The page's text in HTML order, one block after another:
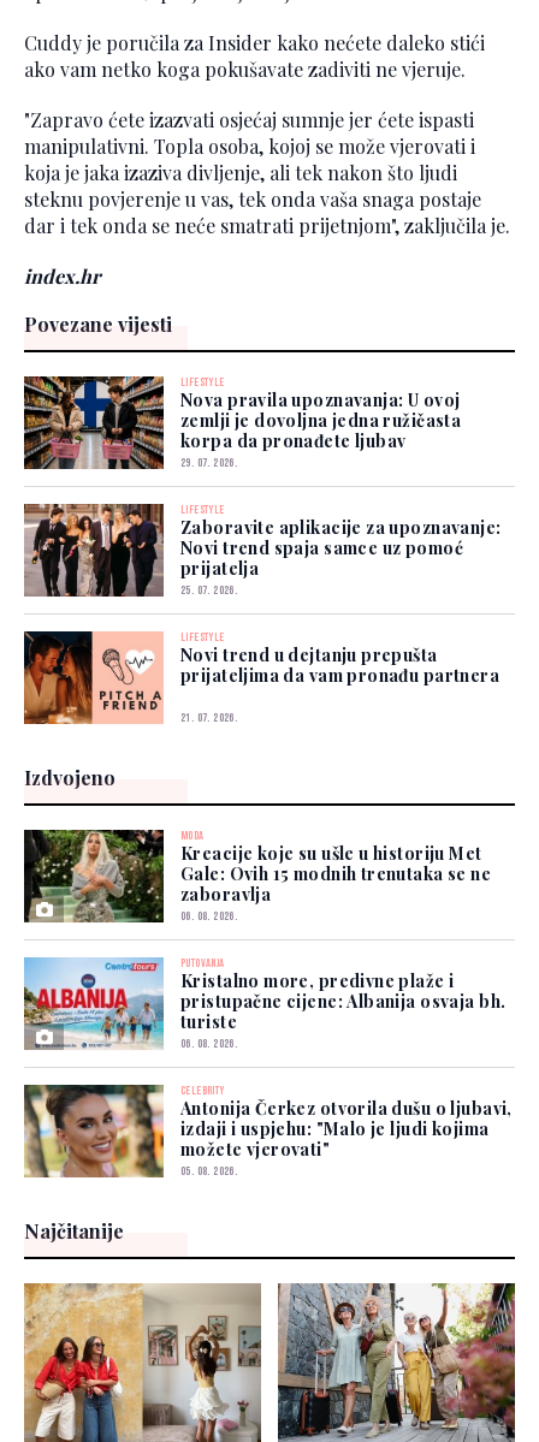
Cuddy je poručila za Insider kako nećete daleko stići
ako vam netko koga pokušavate zadiviti ne vjeruje.
"Zapravo ćete izazvati osjećaj sumnje jer ćete ispasti
manipulativni. Topla osoba, kojoj se može vjerovati i
koja je jaka izaziva divljenje, ali tek nakon što ljudi
steknu povjerenje u vas, tek onda vaša snaga postaje
dar i tek onda se neće smatrati prijetnjom", zaključila je.
index.hr
Povezane vijesti
LIFESTYLE
Nova pravila upoznavanja: U ovoj
zemlji je dovoljna jedna ružičasta
korpa da pronađete ljubav
29. 07. 2026.
LIFESTYLE
Zaboravite aplikacije za upoznavanje:
Novi trend spaja samce uz pomoć
prijatelja
25. 07. 2026.
LIFESTYLE
Novi trend u dejtanju prepušta
prijateljima da vam pronađu partnera
21. 07. 2026.
Izdvojeno
MODA
Kreacije koje su ušle u historiju Met
Gale: Ovih 15 modnih trenutaka se ne
zaboravlja
06. 08. 2026.
PUTOVANJA
Kristalno more, predivne plaže i
pristupačne cijene: Albanija osvaja bh.
turiste
06. 08. 2026.
CELEBRITY
Antonija Čerkez otvorila dušu o ljubavi,
izdaji i uspjehu: "Malo je ljudi kojima
možete vjerovati"
05. 08. 2026.
Najčitanije